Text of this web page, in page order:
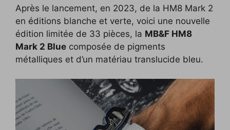
c
e
b
o
i
t
t
e
p
y
L
i
n
k
e
d
n
f
f
e
r
d
d
i
t
n
t
e
r
t
Après le lancement, en 2023, de la HM8 Mark 2
en éditions blanche et verte, voici une nouvelle
édition limitée de 33 pièces, la MB&F HM8
Mark 2 Blue composée de pigments
métalliques et d’un matériau translucide bleu.